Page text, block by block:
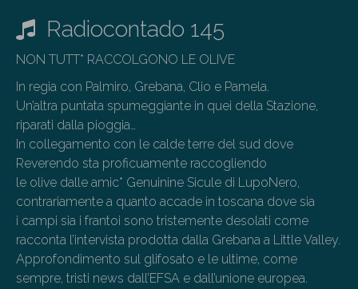
N
M
E
N
U
C
N
E
N
T
Radiocontado 145
NON TUTT* RACCOLGONO LE OLIVE
In regia con Palmiro, Grebana, Clio e Pamela.
Un’altra puntata spumeggiante in quei della Stazione,
riparati dalla pioggia…
In collegamento con le calde terre del sud dove
Reverendo sta proficuamente raccogliendo
le olive dalle amic* Genuinine Sicule di LupoNero,
contrariamente a quanto accade in toscana dove sia
i campi sia i frantoi sono tristemente desolati come
racconta l’intervista prodotta dalla Grebana a Little Valley.
Approfondimento sul glifosato e le ultime, come
sempre, tristi news dall’EFSA e dall’unione europea.